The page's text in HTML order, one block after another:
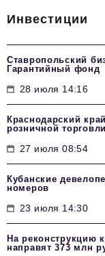
Инвестиции
Ставропольский
Гарантийный фонд
28 июля 14:16
Краснодарский
розничной
27 июля 08:54
Кубанские
номеров
23 июля 14:30
На реконструкцию
направят 373 млн